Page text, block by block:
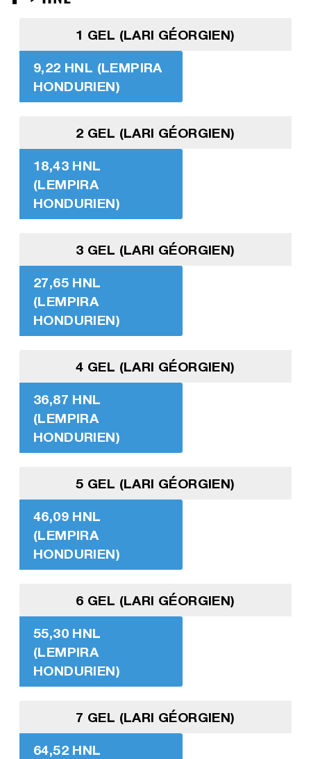
1 GEL (LARI GÉORGIEN)
9,22 HNL (LEMPIRA
HONDURIEN)
2 GEL (LARI GÉORGIEN)
18,43 HNL
(LEMPIRA
HONDURIEN)
3 GEL (LARI GÉORGIEN)
27,65 HNL
(LEMPIRA
HONDURIEN)
4 GEL (LARI GÉORGIEN)
36,87 HNL
(LEMPIRA
HONDURIEN)
5 GEL (LARI GÉORGIEN)
46,09 HNL
(LEMPIRA
HONDURIEN)
6 GEL (LARI GÉORGIEN)
55,30 HNL
(LEMPIRA
HONDURIEN)
7 GEL (LARI GÉORGIEN)
64,52 HNL